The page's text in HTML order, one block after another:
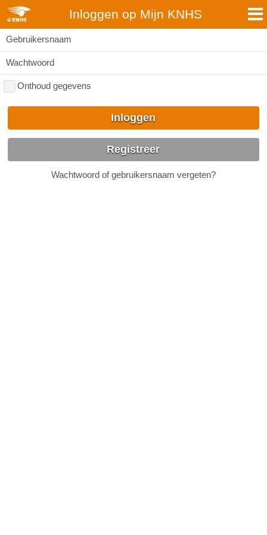
Inloggen op Mijn KNHS
Gebruikersnaam
Wachtwoord
Onthoud gegevens
Inloggen
Registreer
Wachtwoord of gebruikersnaam vergeten?